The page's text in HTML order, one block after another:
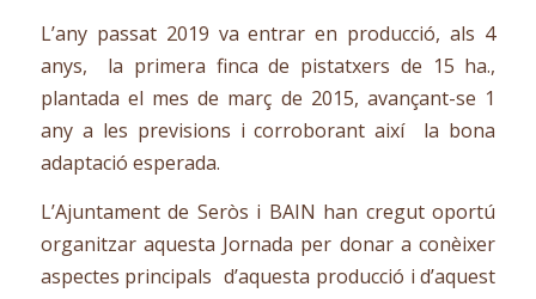
L’any passat 2019 va entrar en producció, als 4
anys, la primera finca de pistatxers de 15 ha.,
plantada el mes de març de 2015, avançant-se 1
any a les previsions i corroborant així la bona
adaptació esperada.
L’Ajuntament de Seròs i BAIN han cregut oportú
organitzar aquesta Jornada per donar a conèixer
aspectes principals d’aquesta producció i d’aquest